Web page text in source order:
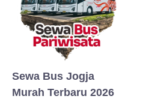
Sewa Bus Jogja
Murah Terbaru 2026